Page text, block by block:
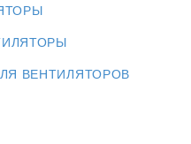
ВЕНТИЛЯТОРОВ